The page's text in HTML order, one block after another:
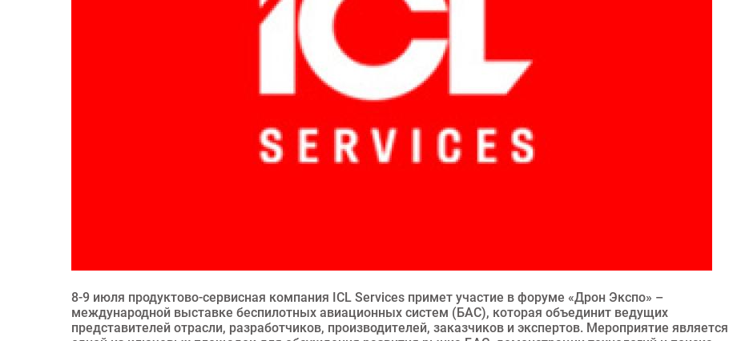
8-9 июля продуктово-сервисная компания ICL Services примет участие в форуме «Дрон Экспо» –
международной выставке беспилотных авиационных систем (БАС), которая объединит ведущих
представителей отрасли, разработчиков, производителей, заказчиков и экспертов. Мероприятие является